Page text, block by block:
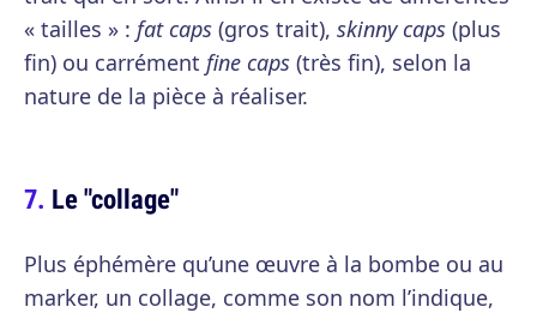
« tailles » : fat caps (gros trait), skinny caps (plus
fin) ou carrément fine caps (très fin), selon la
nature de la pièce à réaliser.
Le "collage"
Plus éphémère qu’une œuvre à la bombe ou au
marker, un collage, comme son nom l’indique,